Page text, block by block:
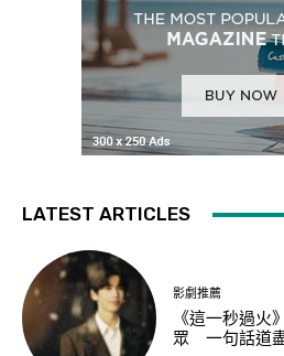
LATEST ARTICLES
影劇推薦
《這一秒過火
眾 一句話道